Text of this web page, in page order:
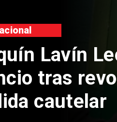
Chile y
reinicio de
consulares